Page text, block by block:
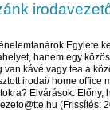
Egylete
hanem egy
van kávé vagy tea a
irodai/ home office
Elvárások: Előny,
(Frissítés: